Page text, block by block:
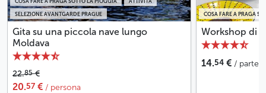
SELEZIONE AVANTGARDE PRAGUE
Gita su una piccola nave lungo
Moldava
22.85€
20.57 € / persona
COSA FARE A PRAGA
Workshop di
14.54 € / parte